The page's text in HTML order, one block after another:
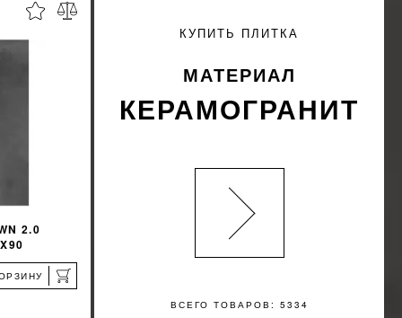
%
2.0
ВСЕГО ТОВАРОВ: 5334
КУПИТЬ ПЛИТКА
МАТЕРИАЛ
КЕРАМОГРАНИТ